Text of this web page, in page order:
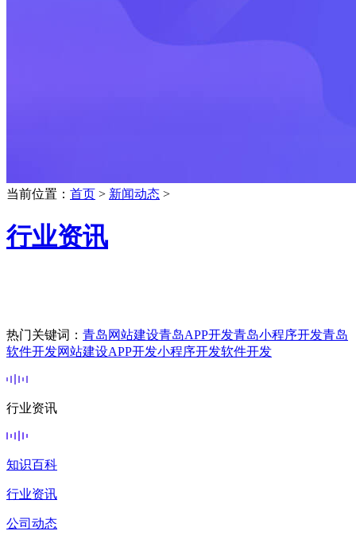
当前位置： 首页 > 新闻动态 >
行业资讯
热门关键词： 青岛网站建设青岛APP开发青岛小程序开发青岛
软件开发网站建设APP开发小程序开发软件开发
行业资讯
知识百科
行业资讯
公司动态